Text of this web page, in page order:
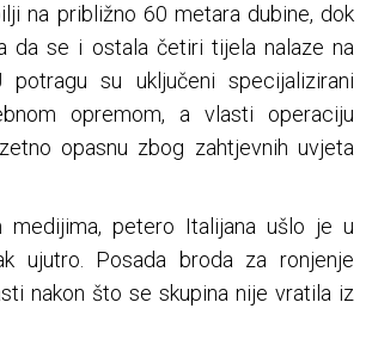
na približno 60 metara dubine, dok
da se i ostala četiri tijela nalaze na
su uključeni specijalizirani
opremom, a vlasti operaciju
opasnu zbog zahtjevnih uvjeta
medijima, petero Italijana ušlo je u
ujutro. Posada broda za ronjenje
nakon što se skupina nije vratila iz